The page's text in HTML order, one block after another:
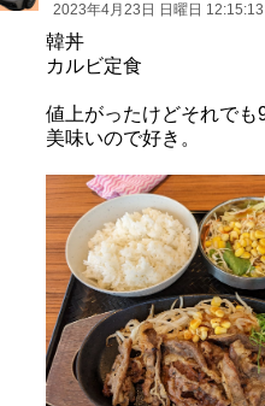
2023年4月23日 日曜日 12:15:13
韓丼
カルビ定食
値上がったけどそれで
美味いので好き。